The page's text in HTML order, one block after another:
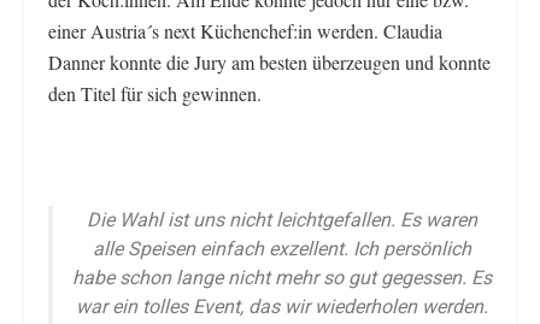
einer Austria´s next Küchenchef:in werden. Claudia
Danner konnte die Jury am besten überzeugen und konnte
den Titel für sich gewinnen.
Die Wahl ist uns nicht leichtgefallen. Es waren
alle Speisen einfach exzellent. Ich persönlich
habe schon lange nicht mehr so gut gegessen. Es
war ein tolles Event, das wir wiederholen werden.